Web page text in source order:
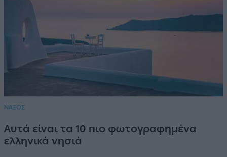
ΝΑΞΟΣ
Αυτά είναι τα 10 πιο φωτογραφημένα
ελληνικά νησιά